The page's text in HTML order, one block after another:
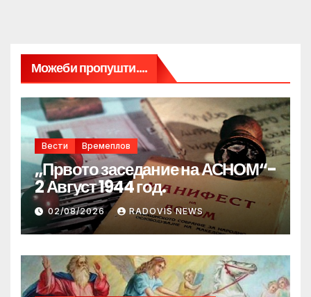
Можеби пропушти....
Вести Времеплов
„Првото заседание на АСНОМ“-
2 Август 1944 год.
02/08/2026 RADOVIS NEWS